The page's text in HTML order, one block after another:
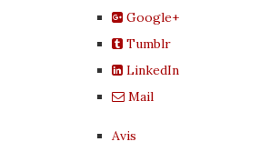
Google+
Tumblr
LinkedIn
Mail
Avis